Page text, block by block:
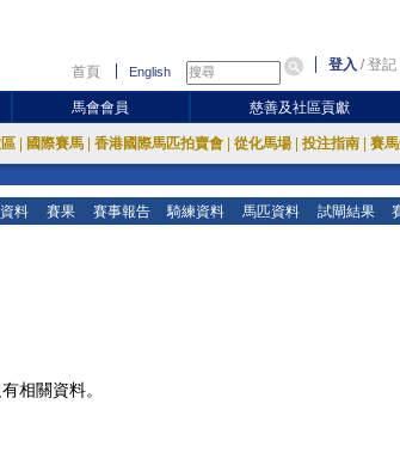
首頁 English 登入 /登記
馬會會員 慈善及社區貢獻
國際賽馬 香港國際馬匹拍賣會 從化馬場 投注指南 賽
料 賽果 賽事報告 騎練資料 馬匹資料 試閘結果
相關資料。